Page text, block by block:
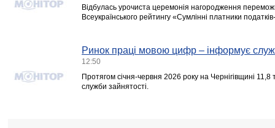
Відбулась урочиста церемонія нагородження
Всеукраїнського рейтингу «Сумлінні платники
Ринок праці мовою цифр – інформує
12:50
Протягом січня-червня 2026 року на Чернігівщині
служби зайнятості.